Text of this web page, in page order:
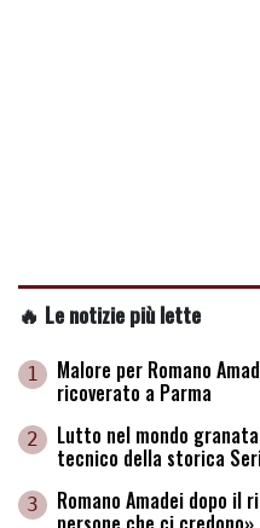
🔥 Le notizie più lette
1 Malore per Romano
ricoverato a Parma
2 Lutto nel mondo
tecnico della storica
3 Romano Amadei dopo il